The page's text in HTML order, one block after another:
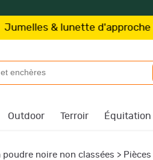
lunette d'approcheKite
Outdoor Terroir Équitation
poudre noire non classées >